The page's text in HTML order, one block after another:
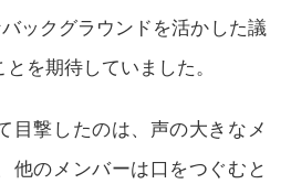
ックグラウンドを活かした議
を期待していました。
目撃したのは、声の大きなメ
他のメンバーは口をつぐむと